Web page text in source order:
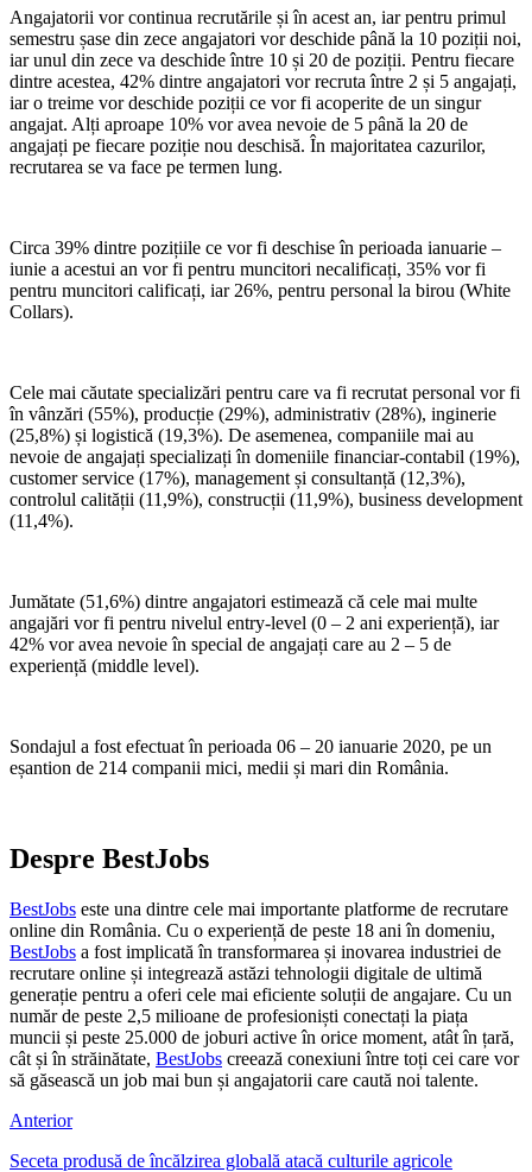
Angajatorii vor continua recrutările și în acest an, iar pentru primul
semestru șase din zece angajatori vor deschide până la 10 poziții noi,
iar unul din zece va deschide între 10 și 20 de poziții. Pentru fiecare
dintre acestea, 42% dintre angajatori vor recruta între 2 și 5 angajați,
iar o treime vor deschide poziții ce vor fi acoperite de un singur
angajat. Alți aproape 10% vor avea nevoie de 5 până la 20 de
angajați pe fiecare poziție nou deschisă. În majoritatea cazurilor,
recrutarea se va face pe termen lung.
Circa 39% dintre pozițiile ce vor fi deschise în perioada ianuarie –
iunie a acestui an vor fi pentru muncitori necalificați, 35% vor fi
pentru muncitori calificați, iar 26%, pentru personal la birou (White
Collars).
Cele mai căutate specializări pentru care va fi recrutat personal vor fi
în vânzări (55%), producție (29%), administrativ (28%), inginerie
(25,8%) și logistică (19,3%). De asemenea, companiile mai au
nevoie de angajați specializați în domeniile financiar-contabil (19%),
customer service (17%), management și consultanță (12,3%),
controlul calității (11,9%), construcții (11,9%), business development
(11,4%).
Jumătate (51,6%) dintre angajatori estimează că cele mai multe
angajări vor fi pentru nivelul entry-level (0 – 2 ani experiență), iar
42% vor avea nevoie în special de angajați care au 2 – 5 de
experiență (middle level).
Sondajul a fost efectuat în perioada 06 – 20 ianuarie 2020, pe un
eșantion de 214 companii mici, medii și mari din România.
Despre BestJobs
BestJobs este una dintre cele mai importante platforme de recrutare
online din România. Cu o experiență de peste 18 ani în domeniu,
BestJobs a fost implicată în transformarea și inovarea industriei de
recrutare online și integrează astăzi tehnologii digitale de ultimă
generație pentru a oferi cele mai eficiente soluții de angajare. Cu un
număr de peste 2,5 milioane de profesioniști conectați la piața
muncii și peste 25.000 de joburi active în orice moment, atât în țară,
cât și în străinătate, BestJobs creează conexiuni între toți cei care vor
să găsească un job mai bun și angajatorii care caută noi talente.
Anterior
Seceta produsă de încălzirea globală atacă culturile agricole